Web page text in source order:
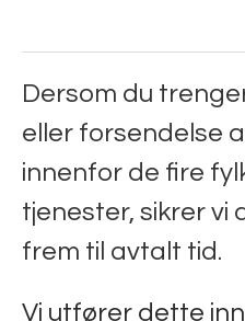
Dersom du
eller forsendelse
innenfor de fire
tjenester, sikrer vi
frem til avtalt tid.
Vi utfører dette
Generelt
Feiing
Rydding
Bedrift &